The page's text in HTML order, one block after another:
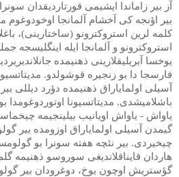
آز بیر زاماندا ایشیمی قورتاردیقدان
بیر اؤنجه کی آخشام آلمانجا اوخودوغوم
کلمه لرین استروکترونو (ساختارینی)،
استروکترونو و آلمانجا ایله اینگلیسجه
یوخسا آیریلیقلارینی ذهنیمده
فارسجا دا بو زنجیره قوشولدو.
آسیلی اولمایاراق ذهنیمده دؤرد دیللی
باشلامیشدی. مدیتاتسیونا اوتوردوغومدا
یاواش - یاواش اویانیب بیلینجیمه
گیمدن آسیلی اولمایاراق اوزومده بیر
چیخیردی. بیر نئچه هفته سونرا بو
هاردان قایناقلاندیغی سوروسو ذهنیمه
گؤستریش اوچون یوخ، دوغرودان بیر